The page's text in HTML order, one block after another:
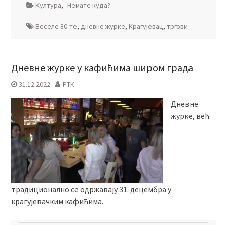
Култура, Немате куда?
Веселе 80-те, дневне журке, Крагујевац, тргови
Дневне журке у кафићима широм града
31.12.2022 РТК
Дневне
журке, већ
традиционално се одржавају 31. децембра у
крагујевачким кафићима.